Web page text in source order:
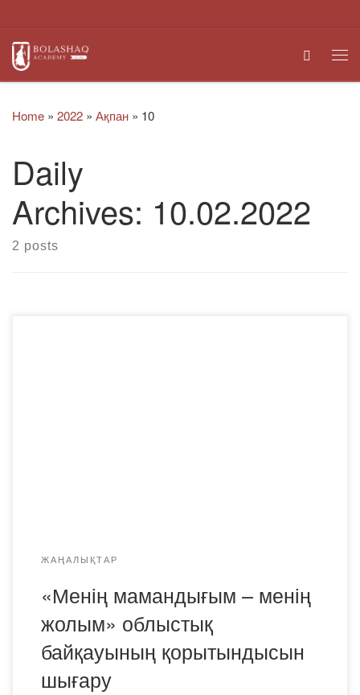
Search
Home » 2022 » Ақпан » 10
Daily
Archives: 10.02.2022
2 posts
ЖАҢАЛЫҚТАР
«Менің мамандығым – менің
жолым» облыстық
байқауының қорытындысын
шығару